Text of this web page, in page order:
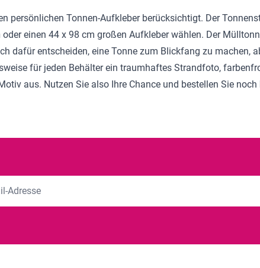
persönlichen Tonnen-Aufkleber berücksichtigt. Der
einen 44 x 98 cm großen Aufkleber wählen. Der
dafür entscheiden, eine Tonne zum Blickfang zu machen,
für jeden Behälter ein traumhaftes Strandfoto,
aus. Nutzen Sie also Ihre Chance und bestellen Sie